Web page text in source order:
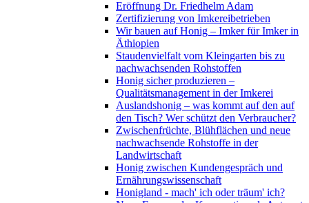
Eröffnung Dr. Friedhelm Adam
Zertifizierung von Imkereibetrieben
Wir bauen auf Honig – Imker für Imker in
Äthiopien
Staudenvielfalt vom Kleingarten bis zu
nachwachsenden Rohstoffen
Honig sicher produzieren –
Qualitätsmanagement in der Imkerei
Auslandshonig – was kommt auf den auf
den Tisch? Wer schützt den Verbraucher?
Zwischenfrüchte, Blühflächen und neue
nachwachsende Rohstoffe in der
Landwirtschaft
Honig zwischen Kundengespräch und
Ernährungswissenschaft
Honigland - mach' ich oder träum' ich?